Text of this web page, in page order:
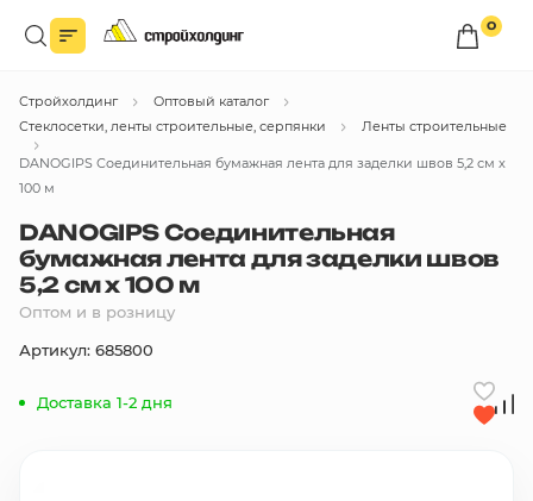
0
Войдите в личный кабинет
Вы сможете оформлять заказыпо оптовым ценам.
Войти
Каталог товаров
Быстрый заказ по списку
Стройхолдинг
Оптовый каталог
Стеклосетки, ленты строительные, серпянки
Ленты строительные
DANOGIPS Соединительная бумажная лента для заделки швов 5,2 см x
100 м
DANOGIPS Соединительная
бумажная лента для заделки швов
5,2 см x 100 м
Оптом и в розницу
Артикул: 685800
Доставка 1-2 дня